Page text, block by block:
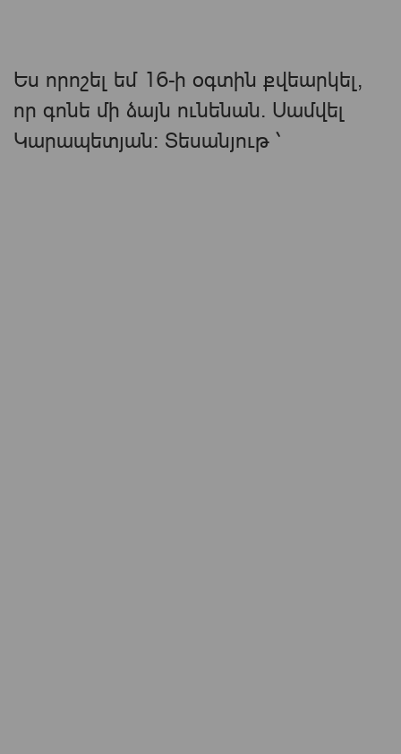
Ես որոշել եմ 16-ի օգտին քվեարկել,
որ գոնե մի ձայն ունենան. Սամվել
Կարապետյան: Տեսանյութ ՝